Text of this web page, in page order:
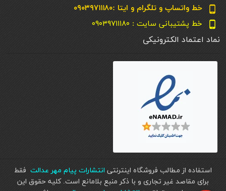
phone_android خط واتساپ و تلگرام و ایتا :۰۹۰۳۹۷۱۱۱۸۰
phone_android خط پشتیبانی سایت : ۰۹۰۳۹۷۱۱۱۸۰
نماد اعتماد الکترونیکی
استفاده از مطالب فروشگاه اینترنتی انتشارات پیام مهر عدالت فقط
برای مقاصد غیر تجاری و با ذکر منبع بلامانع است. کليه حقوق اين